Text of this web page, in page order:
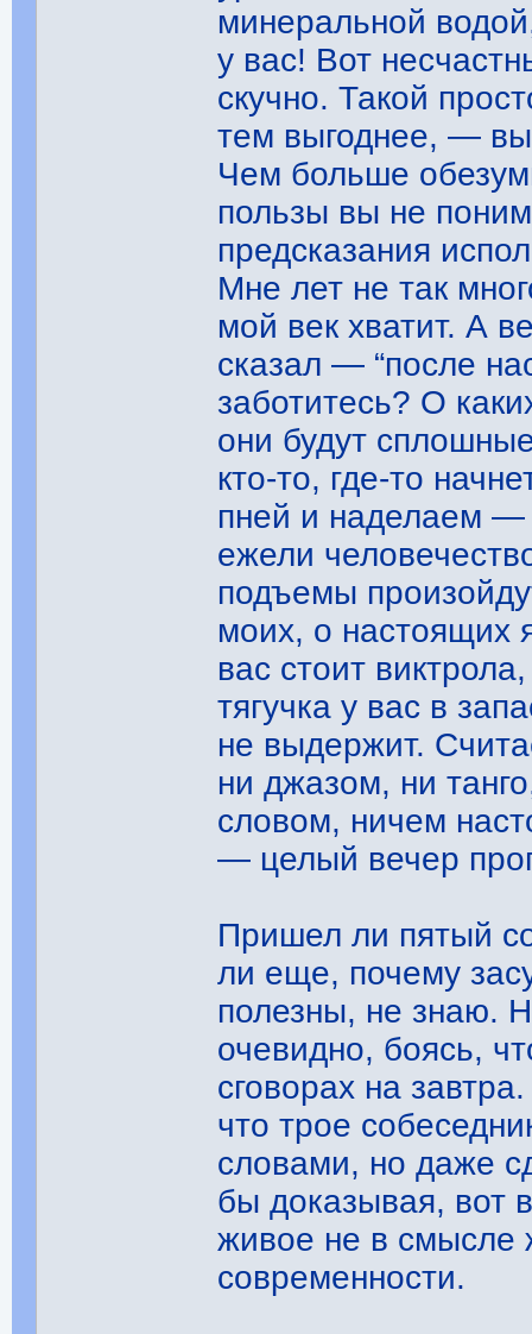
минеральной
у вас! Вот
скучно. Такой
тем выгоднее, —
Чем больше
пользы вы не
предсказания
Мне лет не так
мой век хватит. А
сказал — “после
заботитесь? О
они будут
кто-то, где-то
пней и наделаем —
ежели
подъемы
моих, о настоящих
вас стоит
тягучка у вас в
не выдержит.
ни джазом, ни
словом, ничем
— целый вечер
Пришел ли пятый
ли еще, почему
полезны, не знаю.
очевидно, боясь,
сговорах на
что трое
словами, но даже
бы доказывая, вот
живое не в смысле
современности.